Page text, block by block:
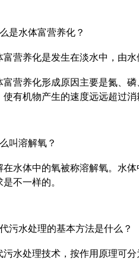
是水体富营养化？
富营养化是发生在淡水中，由
富营养化形成原因主要是氮、
使有机物产生的速度远远超过
叫溶解氧？
在水体中的氧被称溶解氧。水
是不一样的。
污水处理的基本方法是什么？
污水处理技术，按作用原理可